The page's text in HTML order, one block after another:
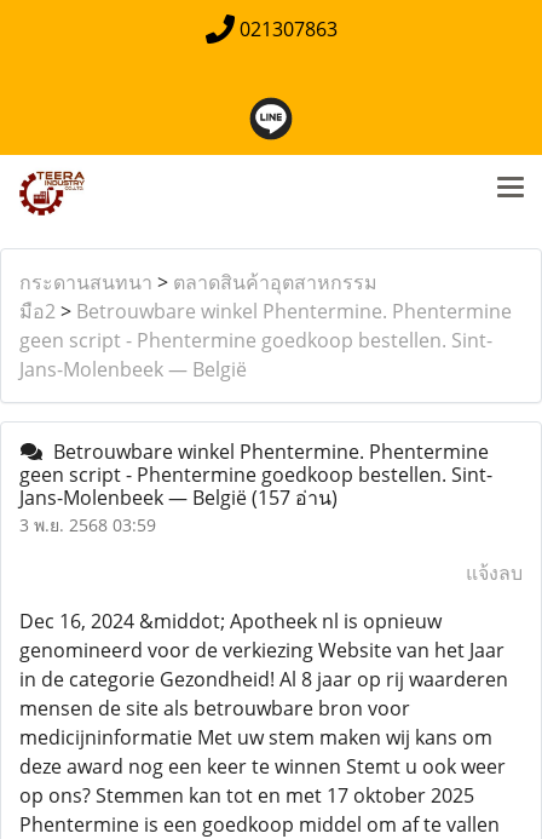
021307863
กระดานสนทนา > ตลาดสินค้าอุตสาหกรรม
มือ2> Betrouwbare winkel Phentermine. Phentermine
geen script - Phentermine goedkoop bestellen. Sint-
Jans-Molenbeek — België
Betrouwbare winkel Phentermine. Phentermine
geen script - Phentermine goedkoop bestellen. Sint-
Jans-Molenbeek — België(157 อ่าน)
3 พ.ย. 2568 03:59
แจ้งลบ
Dec 16, 2024 &middot; Apotheek nl is opnieuw
genomineerd voor de verkiezing Website van het Jaar
in de categorie Gezondheid! Al 8 jaar op rij waarderen
mensen de site als betrouwbare bron voor
medicijninformatie Met uw stem maken wij kans om
deze award nog een keer te winnen Stemt u ook weer
op ons? Stemmen kan tot en met 17 oktober 2025
Phentermine is een goedkoop middel om af te vallen